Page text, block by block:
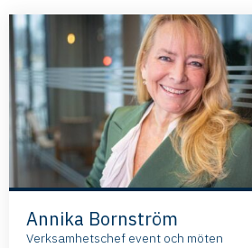
Annika Bornström
Verksamhetschef event och möten